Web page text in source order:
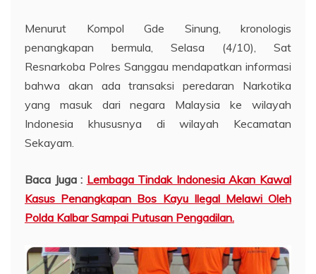
Menurut Kompol Gde Sinung, kronologis
penangkapan bermula, Selasa (4/10), Sat
Resnarkoba Polres Sanggau mendapatkan informasi
bahwa akan ada transaksi peredaran Narkotika
yang masuk dari negara Malaysia ke wilayah
Indonesia khususnya di wilayah Kecamatan
Sekayam.
Baca Juga : Lembaga Tindak Indonesia Akan Kawal
Kasus Penangkapan Bos Kayu Ilegal Melawi Oleh
Polda Kalbar Sampai Putusan Pengadilan.